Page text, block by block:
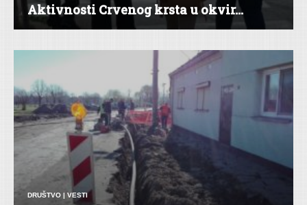
Aktivnosti Crvenog krsta u okvir...
DRUŠTVO | VESTI